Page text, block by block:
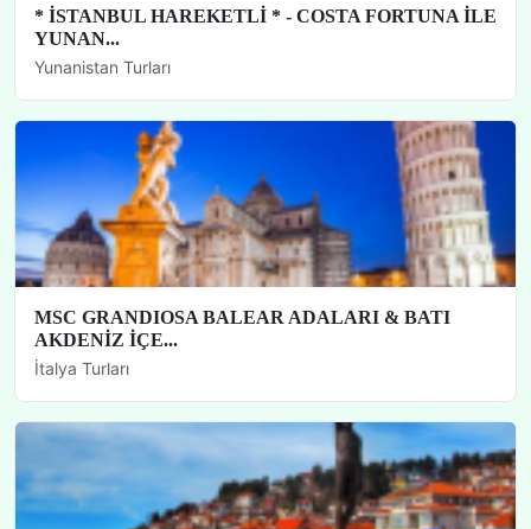
* İSTANBUL HAREKETLİ * - COSTA FORTUNA İLE
YUNAN...
Yunanistan Turları
MSC GRANDIOSA BALEAR ADALARI & BATI
AKDENİZ İÇE...
İtalya Turları